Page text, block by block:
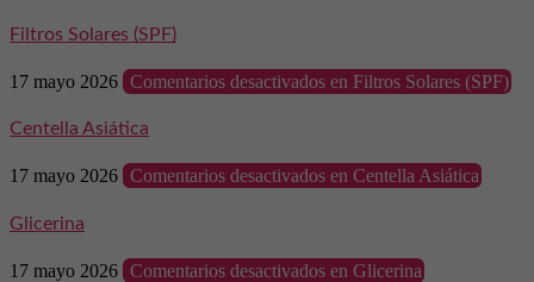
Filtros Solares (SPF)
17 mayo 2026 Comentarios desactivados en Filtros Solares (SPF)
Centella Asiática
17 mayo 2026 Comentarios desactivados en Centella Asiática
Glicerina
17 mayo 2026 Comentarios desactivados en Glicerina